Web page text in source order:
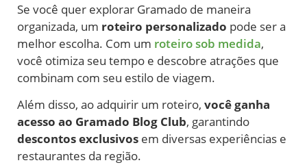
Se você quer explorar Gramado de maneira
organizada, um roteiro personalizado pode ser a
melhor escolha. Com um roteiro sob medida,
você otimiza seu tempo e descobre atrações que
combinam com seu estilo de viagem.
Além disso, ao adquirir um roteiro, você ganha
acesso ao Gramado Blog Club, garantindo
descontos exclusivos em diversas experiências e
restaurantes da região.